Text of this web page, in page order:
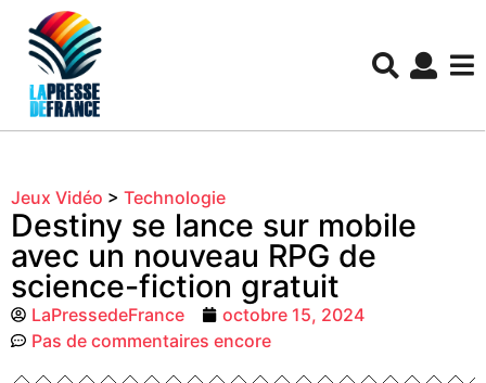
Jeux Vidéo > Technologie
Destiny se lance sur mobile
avec un nouveau RPG de
science-fiction gratuit
LaPressedeFrance
octobre 15, 2024
Pas de commentaires encore